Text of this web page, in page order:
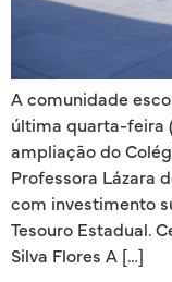
A comunidade
última quarta-feira
ampliação do
Professora Lázara
com investimento
Tesouro Estadual.
Silva Flores A […]